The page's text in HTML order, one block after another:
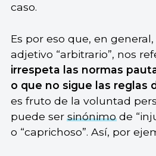
caso.
Es por eso que, en
adjetivo “arbitrario”, nos
irrespeta las normas
o que no sigue las reglas
es fruto de la voluntad
puede sersinónimode
o “caprichoso”. Así, por